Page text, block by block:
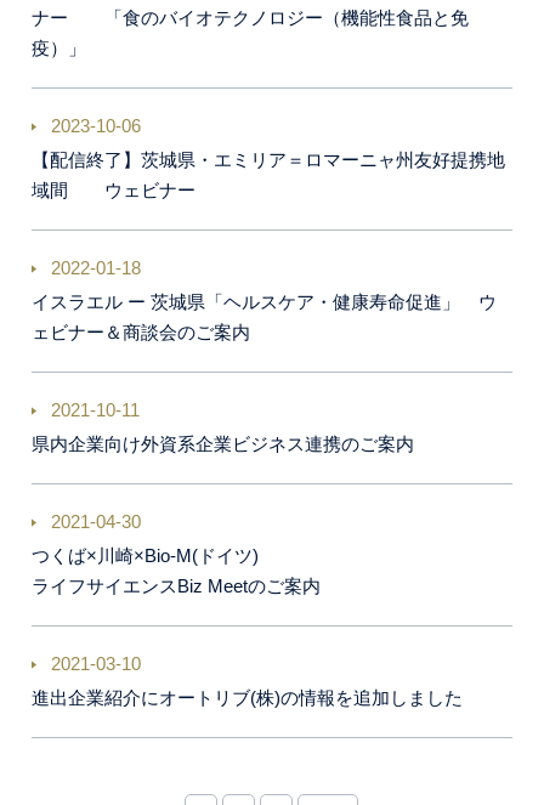
ナー 「食のバイオテクノロジー（機能性食品と免
疫）」
2023-10-06
【配信終了】茨城県・エミリア＝ロマーニャ州友好提携地
域間 ウェビナー
2022-01-18
イスラエル ー 茨城県「ヘルスケア・健康寿命促進」 ウ
ェビナー＆商談会のご案内
2021-10-11
県内企業向け外資系企業ビジネス連携のご案内
2021-04-30
つくば×川崎×Bio-M(ドイツ)
ライフサイエンスBiz Meetのご案内
2021-03-10
進出企業紹介にオートリブ(株)の情報を追加しました